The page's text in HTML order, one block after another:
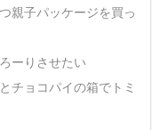
親子パッケージを買っ
ーりさせたい
チョコパイの箱でトミ